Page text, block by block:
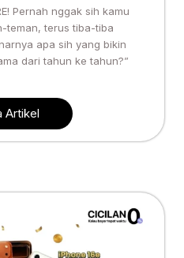
Pernah nggak sih kamu
teman, terus tiba-tiba
apa sih yang bikin
dari tahun ke tahun?”
Artikel